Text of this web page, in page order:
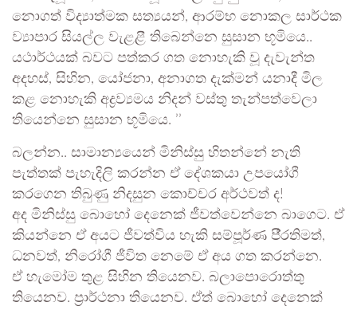
නොගත් විද්‍යාත්මක සත්‍යයන්, ආරම්භ නොකල සාර්ථක
ව්‍යාපාර සියල්ල වැළළී තිබෙන්නෙ සුසාන භූමියෙ..
යථාර්ථයක් බවට පත්කර ගත නොහැකි වූ දැවැන්ත
අදහස්, සිහින, යෝජනා, අනාගත දැක්මන් යනාදී මිල
කළ නොහැකි අද්‍රව්‍යමය නිදන් වස්තු තැන්පත්වෙලා
තියෙන්නෙ සුසාන භූමියෙ. ’’
බලන්න.. සාමාන්‍යයෙන් මිනිස්සු හිතන්නේ නැති
පැත්තක් පැහැදිලි කරන්න ඒ දේශකයා උපයෝගී
කරගෙන තිබුණු නිදසුන කොච්චර අර්ථවත් ද!
අද මිනිස්සු බොහෝ දෙනෙක් ජීවත්වෙන්නෙ බාගෙට. ඒ
කියන්නෙ ඒ අයට ජීවත්විය හැකි සම්පූර්ණ පී‍්‍රතිමත්,
ධනවත්, නිරෝගී ජීවිත නෙමේ ඒ අය ගත කරන්නෙ.
ඒ හැමෝම තුළ සිහින තියෙනව. බලාපොරොත්තු
තියෙනව. ප‍්‍රාර්ථනා තියෙනව. ඒත් බොහෝ දෙනෙක්